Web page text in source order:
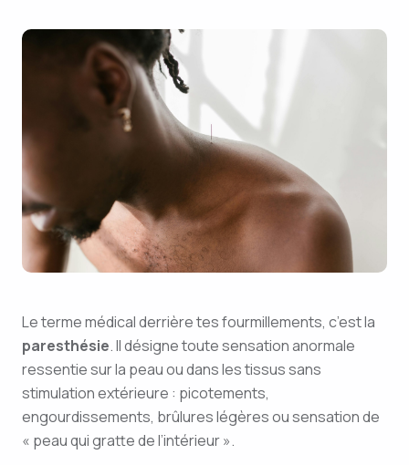
Le terme médical derrière tes fourmillements, c’est la
paresthésie. Il désigne toute sensation anormale
ressentie sur la peau ou dans les tissus sans
stimulation extérieure : picotements,
engourdissements, brûlures légères ou sensation de
« peau qui gratte de l’intérieur ».